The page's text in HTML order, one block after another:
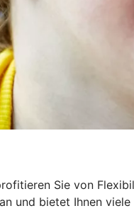
Sie von
und bietet Ihnen